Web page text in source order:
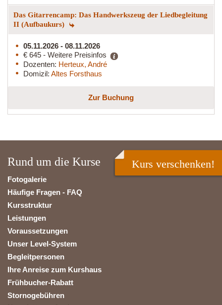
Das Gitarrencamp: Das Handwerkszeug der Liedbegleitung
II (Aufbaukurs)
05.11.2026 - 08.11.2026
€ 645 - Weitere Preisinfos
Dozenten: Herteux, André
Domizil: Altes Forsthaus
Zur Buchung
Rund um die Kurse
Fotogalerie
Häufige Fragen - FAQ
Kursstruktur
Leistungen
Voraussetzungen
Unser Level-System
Begleitpersonen
Ihre Anreise zum Kurshaus
Frühbucher-Rabatt
Stornogebühren
Kurs verschenken!